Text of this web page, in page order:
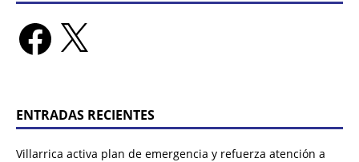
ENTRADAS RECIENTES
Villarrica activa plan de emergencia y refuerza atención a